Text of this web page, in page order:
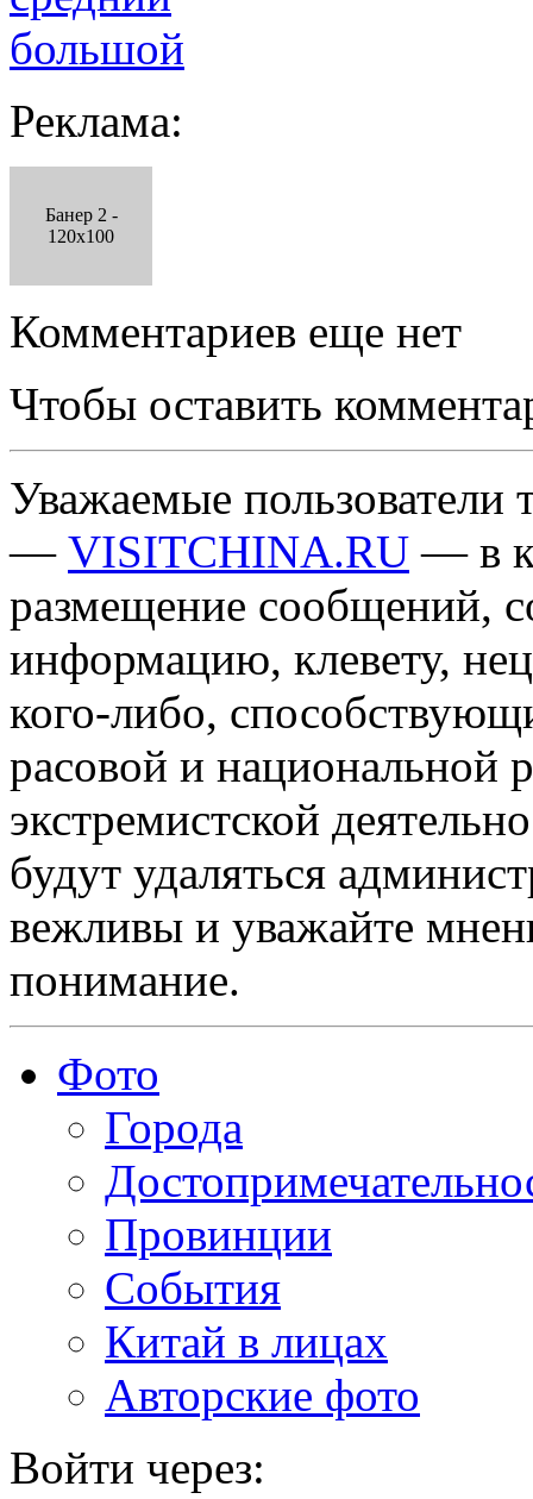
большой
Реклама:
Банер 2 -
120x100
Комментариев еще нет
Чтобы оставить
Уважаемые пользователи
— VISITCHINA.RU — в
размещение сообщений,
информацию, клевету,
кого-либо,
расовой и национальной
экстремистской
будут удаляться
вежливы и уважайте
понимание.
Фото
Города
Провинции
События
Китай в лицах
Авторские фото
Войти через: